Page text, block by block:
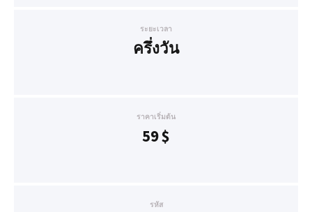
ระยะเวลา
ครึ่งวัน
ราคาเริ่มต้น
59$
รหัส